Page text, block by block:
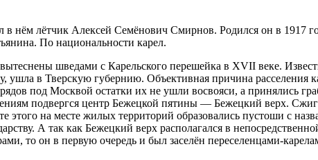
нём лётчик Алексей Семёнович Смирнов. Родился он в 1917
По национальности карел.
шведами с Карельского перешейка в XVII веке.
ушла в Тверскую губернию. Объективная причина расселения
под Москвой остатки их не ушли восвояси, а принялись
подвергся центр Бежецкой пятины — Бежецкий верх.
этого на месте жилых территорий образовались пустоши с
А так как Бежецкий верх располагался в
то он в первую очередь и был заселён переселенцами-